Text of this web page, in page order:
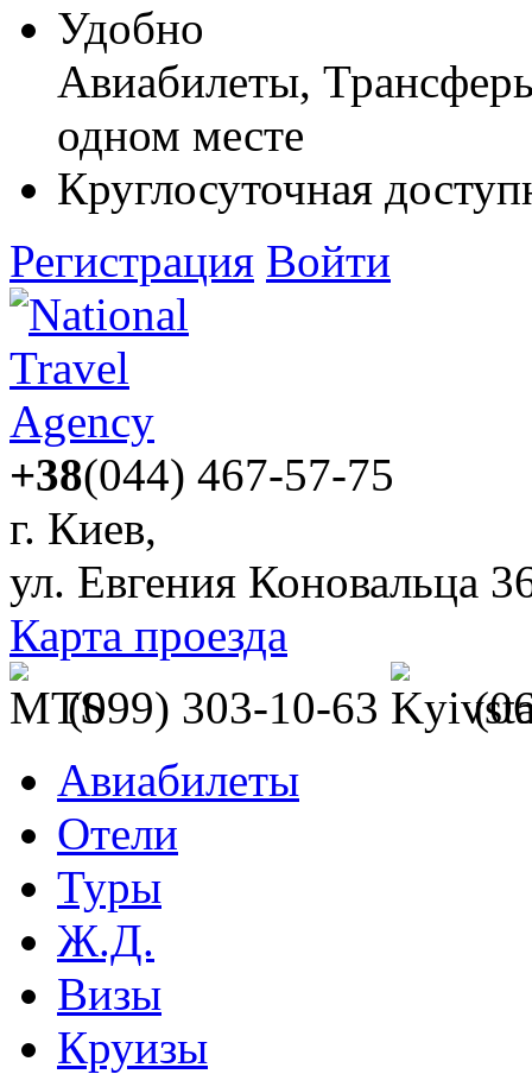
Удобно
Авиабилеты,
одном месте
Круглосуточная
Регистрация Войти
+38(044) 467-57-75
г. Киев,
ул. Евгения Коновальца
Карта проезда
(099) 303-10-63
Авиабилеты
Отели
Туры
Ж.Д.
Визы
Круизы